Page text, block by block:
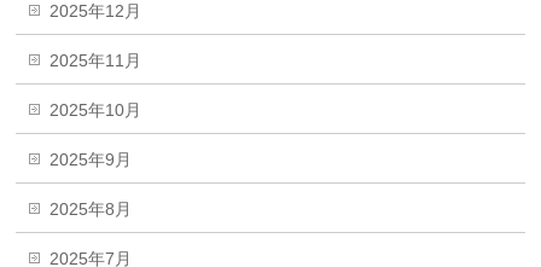
2025年12月
2025年11月
2025年10月
2025年9月
2025年8月
2025年7月